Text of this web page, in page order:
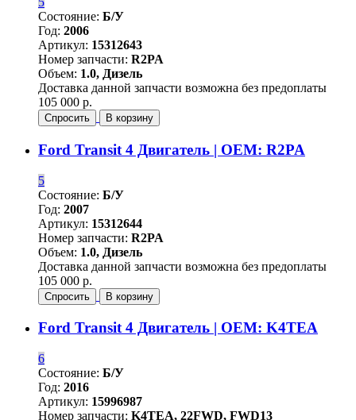
Состояние: Б/У
Год: 2006
Артикул: 15312643
Номер запчасти: R2PA
Объем: 1.0, Дизель
Доставка данной запчасти возможна без предоплаты
105 000 р.
Спросить В корзину
Ford Transit 4 Двигатель | OEM: R2PA
5
Состояние: Б/У
Год: 2007
Артикул: 15312644
Номер запчасти: R2PA
Объем: 1.0, Дизель
Доставка данной запчасти возможна без предоплаты
105 000 р.
Спросить В корзину
Ford Transit 4 Двигатель | OEM: K4TEA
6
Состояние: Б/У
Год: 2016
Артикул: 15996987
Номер запчасти: K4TEA, 22FWD, FWD13